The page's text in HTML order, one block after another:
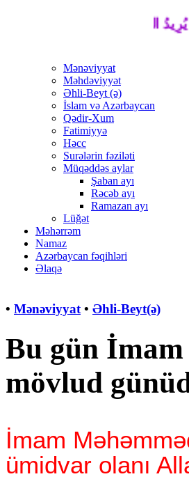
يُرِيدُ اللَّهُ لِيُذْهِبَ عَنْكُمُ الرِّجْسَ
Mənəviyyat
Məhdəviyyət
Əhli-Beyt (ə)
İslam və Azərbaycan
Qədir-Xum
Fatimiyyə
Həcc
Surələrin fəziləti
Müqəddəs aylar
Şaban ayı
Rəcəb ayı
Ramazan ayı
Lüğət
Məhərrəm
Namaz
Azərbaycan fəqihləri
Əlaqə
• Mənəviyyat • Əhli-Beyt(ə)
Bu gün
mövlud
İmam
ümidvar olanı